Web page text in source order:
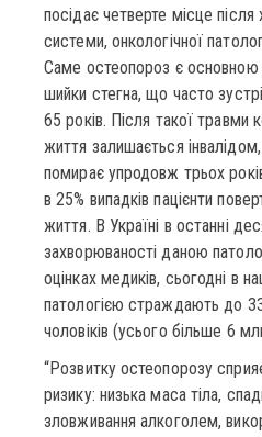
посідає четверте місце
системи, онкологічної
Саме остеопороз є основною
шийки стегна, що часто
65 років. Після такої травми
життя залишається
помирає упродовж трьох
в 25% випадків пацієнти
життя. В Україні в останні
захворюваності даною
оцінках медиків, сьогодні в
патологією страждають до
чоловіків (усього більше 6
“Розвитку остеопорозу
ризику: низька маса тіла,
зловживання алкоголем,